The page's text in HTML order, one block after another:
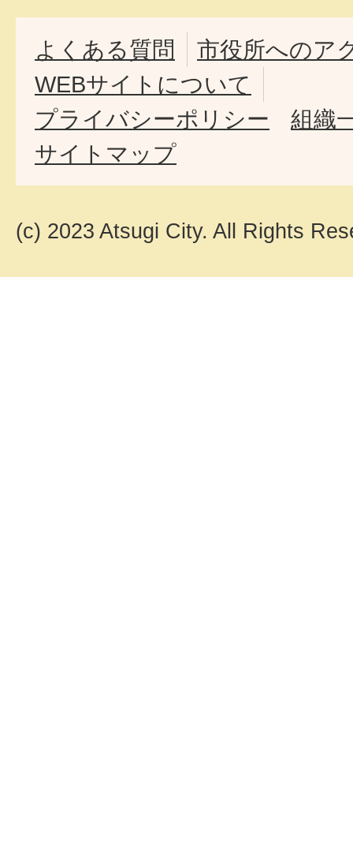
よくある質問
市役所へのア
WEBサイトについて
プライバシーポリシー
組織
サイトマップ
(c) 2023 Atsugi City. All Rights